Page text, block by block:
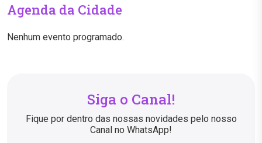
Agenda da Cidade
Nenhum evento programado.
Siga o Canal!
Fique por dentro das nossas novidades pelo nosso
Canal no WhatsApp!